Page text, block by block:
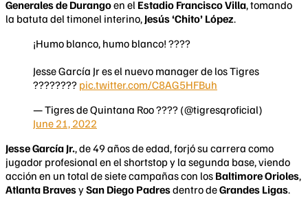
Generales de Durangoen el Estadio Francisco Villa, tomando
la batuta del timonel interino, Jesús ‘Chito’ López.
¡Humo blanco, humo blanco! ????
Jesse García Jr es el nuevo manager de los Tigres
???????? pic.twitter.com/C8AG5HFBuh
— Tigres de Quintana Roo ???? (@tigresqroficial)
June 21, 2022
Jesse García Jr., de 49 años de edad, forjó su carrera como
jugador profesional en el shortstop y la segunda base, viendo
acción en un total de siete campañas con los Baltimore Orioles,
Atlanta BravesySan Diego Padresdentro deGrandes Ligas.